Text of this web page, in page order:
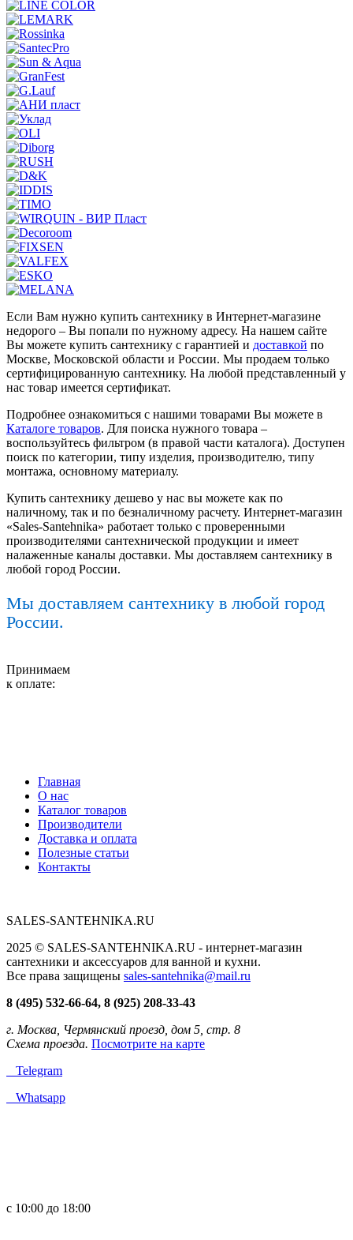
Если Вам нужно купить сантехнику в Интернет-магазине
недорого – Вы попали по нужному адресу. На нашем сайте
Вы можете купить сантехнику с гарантией и доставкой по
Москве, Московской области и России. Мы продаем только
сертифицированную сантехнику. На любой представленный у
нас товар имеется сертификат.
Подробнее ознакомиться с нашими товарами Вы можете в
Каталоге товаров. Для поиска нужного товара –
воспользуйтесь фильтром (в правой части каталога). Доступен
поиск по категории, типу изделия, производителю, типу
монтажа, основному материалу.
Купить сантехнику дешево у нас вы можете как по
наличному, так и по безналичному расчету. Интернет-магазин
«Sales-Santehnika» работает только с проверенными
производителями сантехнической продукции и имеет
налаженные каналы доставки. Мы доставляем сантехнику в
любой город России.
Мы доставляем сантехнику в любой город
России.
Принимаем
к оплате:
Главная
О нас
Каталог товаров
Производители
Доставка и оплата
Полезные статьи
Контакты
SALES-SANTEHNIKA.RU
2025 © SALES-SANTEHNIKA.RU - интернет-магазин
сантехники и аксессуаров для ванной и кухни.
Все права защищены sales-santehnika@mail.ru
8 (495) 532-66-64, 8 (925) 208-33-43
г. Москва, Чермянский проезд, дом 5, стр. 8
Схема проезда. Посмотрите на карте
Telegram
Whatsapp
с 10:00 до 18:00